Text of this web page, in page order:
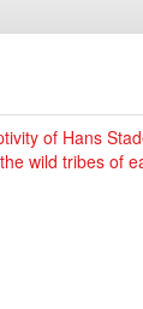
of Hans
wild tribes of